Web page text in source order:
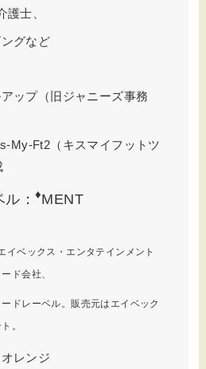
護士、
グなど
ップ（旧ジャニーズ事務
My-Ft2（キスマイフットツ
ル：♦MENT
イベックス・エンタテインメント
ド会社、
ドレーベル。販売元はエイベック
。
レンジ